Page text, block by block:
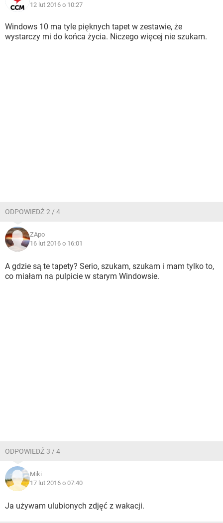
12 lut 2016 o 10:27
Windows 10 ma tyle pięknych tapet w zestawie, że
wystarczy mi do końca życia. Niczego więcej nie szukam.
ODPOWIEDŹ 2 / 4
ZApo
16 lut 2016 o 16:01
A gdzie są te tapety? Serio, szukam, szukam i mam tylko to,
co miałam na pulpicie w starym Windowsie.
ODPOWIEDŹ 3 / 4
Miki
17 lut 2016 o 07:40
Ja używam ulubionych zdjęć z wakacji.